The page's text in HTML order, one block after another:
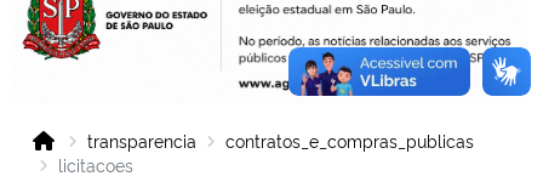
transparencia
contratos_e_compras_publicas
licitacoes